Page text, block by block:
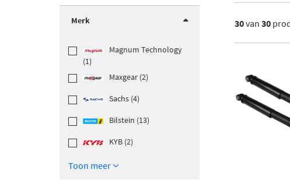
Merk
Magnum Technology
(1)
Maxgear (2)
Sachs (4)
Bilstein (13)
KYB (2)
Toon meer
30van 30